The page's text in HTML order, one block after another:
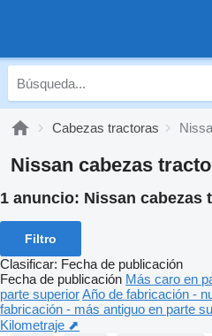
Cabezas tractoras
Nissan cabezas
1 anuncio: Nissan cabezas
Filtro
Clasificar: Fecha de publicación
Fecha de publicación Más caro en
parte superiorAño de fabricación -
fabricación - más antiguo en parte
Kilometraje ⬈